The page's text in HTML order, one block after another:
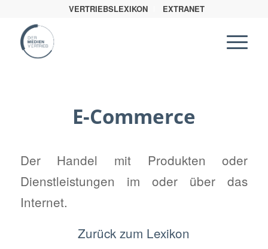
VERTRIEBSLEXIKON EXTRANET
E-Commerce
Der Handel mit Produkten oder
Dienstleistungen im oder über das
Internet.
Zurück zum Lexikon